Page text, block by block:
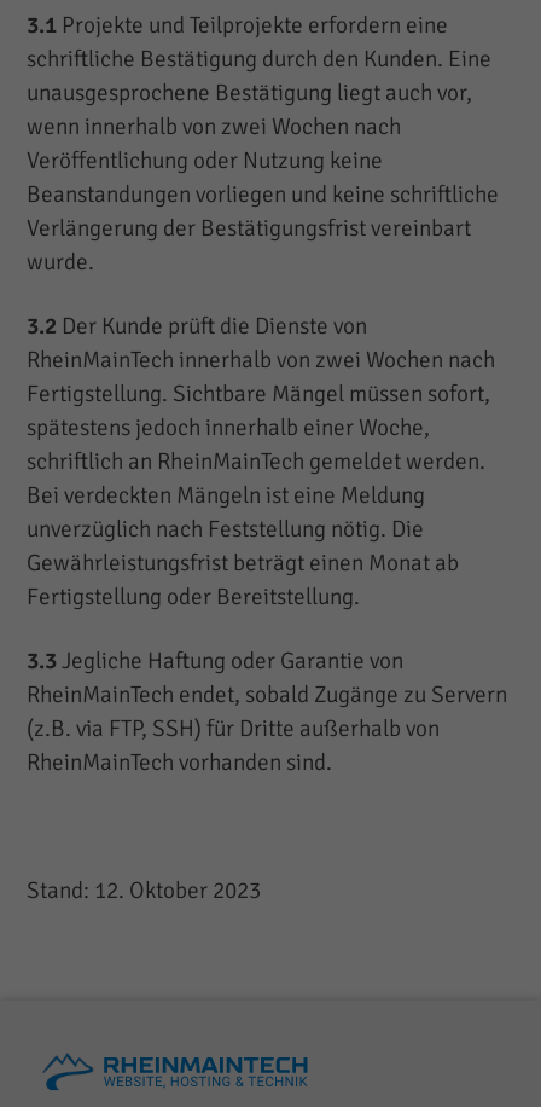
3.1 Projekte und Teilprojekte erfordern eine
schriftliche Bestätigung durch den Kunden. Eine
unausgesprochene Bestätigung liegt auch vor,
wenn innerhalb von zwei Wochen nach
Veröffentlichung oder Nutzung keine
Beanstandungen vorliegen und keine schriftliche
Verlängerung der Bestätigungsfrist vereinbart
wurde.
3.2 Der Kunde prüft die Dienste von
RheinMainTech innerhalb von zwei Wochen nach
Fertigstellung. Sichtbare Mängel müssen sofort,
spätestens jedoch innerhalb einer Woche,
schriftlich an RheinMainTech gemeldet werden.
Bei verdeckten Mängeln ist eine Meldung
unverzüglich nach Feststellung nötig. Die
Gewährleistungsfrist beträgt einen Monat ab
Fertigstellung oder Bereitstellung.
3.3Jegliche Haftung oder Garantie von
RheinMainTech endet, sobald Zugänge zu Servern
(z.B. via FTP, SSH) für Dritte außerhalb von
RheinMainTech vorhanden sind.
Stand: 12. Oktober 2023